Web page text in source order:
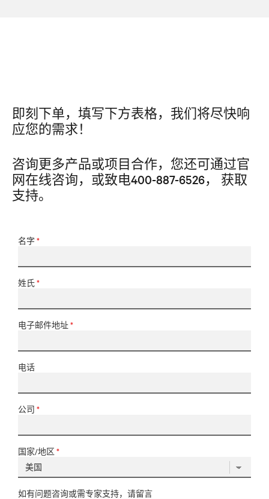
即刻下单，填写下方表格，我们将尽快响
应您的需求！
咨询更多产品或项目合作，您还可通过官
网在线咨询，或致电400-887-6526， 获取
支持。
名字 *
姓氏*
电子邮件地址*
电话
公司 *
国家/地区 *
如有问题咨询或需专家支持，请留言